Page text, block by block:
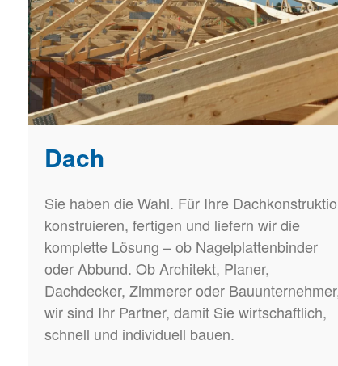
Dach
Sie haben die Wahl. Für Ihre
konstruieren, fertigen und liefern wir die
komplette Lösung – ob Nagelplattenbinder
oder Abbund. Ob Architekt, Planer,
Dachdecker, Zimmerer oder
wir sind Ihr Partner, damit Sie wirtschaftlich,
schnell und individuell bauen.